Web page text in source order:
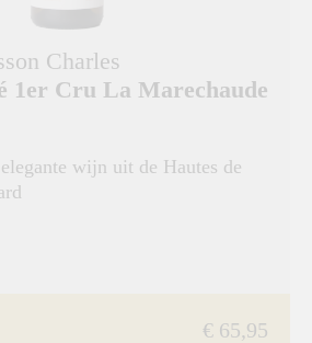
Charles
1er Cru La Marechaude
wijn uit de Hautes de
€ 65,95